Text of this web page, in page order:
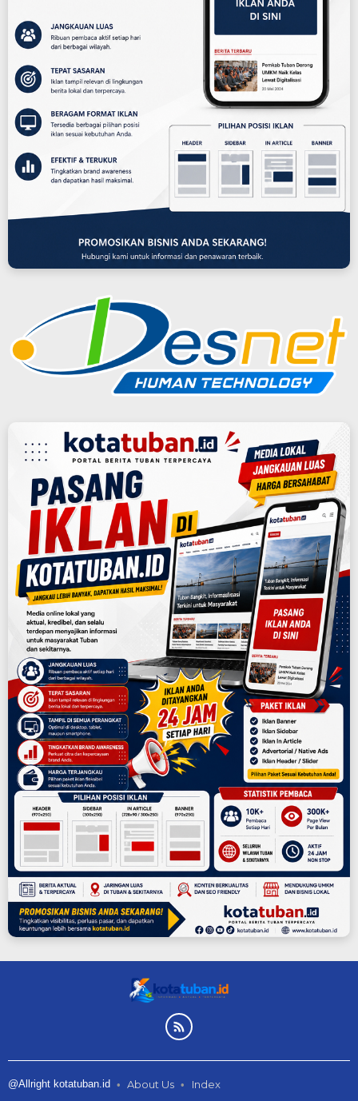
@Allright kotatuban.id About Us Index